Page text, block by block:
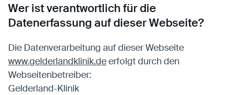
Wer ist verantwortlich für die
Datenerfassung auf dieser Webseite?
Die Datenverarbeitung auf dieser Webseite
www.gelderlandklinik.deerfolgt durch den
Webseitenbetreiber:
Gelderland-Klinik